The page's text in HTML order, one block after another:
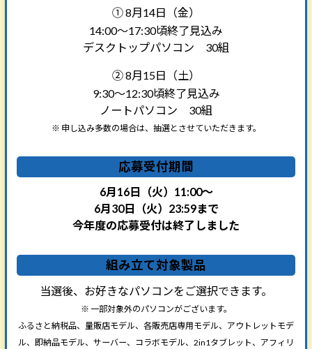
① 8月14日（金）
14:00～17:30頃終了見込み
デスクトップパソコン 30組
② 8月15日（土）
9:30～12:30頃終了見込み
ノートパソコン 30組
※ 申し込み多数の場合は、抽選とさせていただきます。
応募受付期間
6月16日（火）11:00～
6月30日（火）23:59まで
今年度の応募受付は終了しました
組み立て対象製品
当選後、お好きなパソコンをご選択できます。
※ 一部対象外のパソコンがございます。
ふるさと納税品、量販店モデル、各販売店専用モデル、アウトレットモデ
ル、即納品モデル、サーバー、コラボモデル、 2in1タブレット、アフィリ